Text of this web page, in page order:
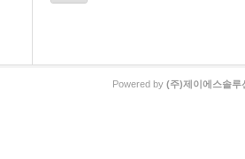
Powered by (주)제이에스솔루